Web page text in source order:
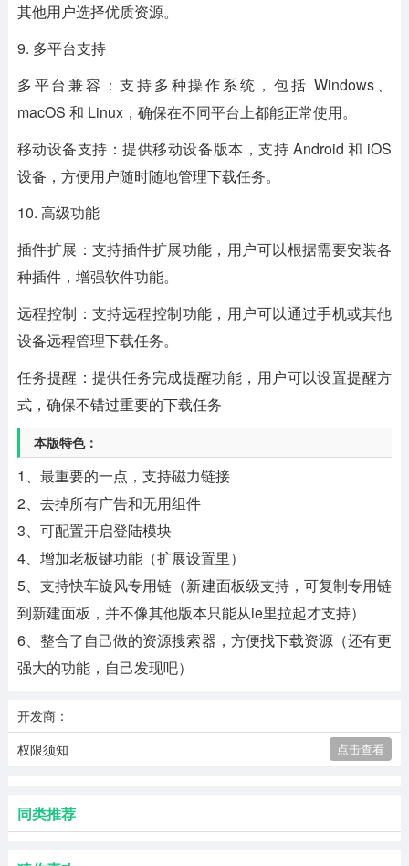
其他用户选择优质资源。
9. 多平台支持
多平台兼容：支持多种操作系统，包括 Windows、
macOS 和 Linux，确保在不同平台上都能正常使用。
移动设备支持：提供移动设备版本，支持 Android 和 iOS
设备，方便用户随时随地管理下载任务。
10. 高级功能
插件扩展：支持插件扩展功能，用户可以根据需要安装各
种插件，增强软件功能。
远程控制：支持远程控制功能，用户可以通过手机或其他
设备远程管理下载任务。
任务提醒：提供任务完成提醒功能，用户可以设置提醒方
式，确保不错过重要的下载任务
本版特色：
1、最重要的一点，支持磁力链接
2、去掉所有广告和无用组件
3、可配置开启登陆模块
4、增加老板键功能（扩展设置里）
5、支持快车旋风专用链（新建面板级支持，可复制专用链
到新建面板，并不像其他版本只能从ie里拉起才支持）
6、整合了自己做的资源搜索器，方便找下载资源（还有更
强大的功能，自己发现吧）
开发商：
权限须知
点击查看
同类推荐